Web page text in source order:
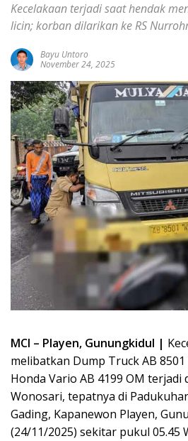
Kecelakaan terjadi saat hendak
licin; korban dilarikan ke RS
Bayu Untoro
November 24, 2025
MCI – Playen, Gunungkidul |
melibatkan Dump Truck AB
Honda Vario AB 4199 OM terjadi
Wonosari, tepatnya di
Gading, Kapanewon Playen,
(24/11/2025) sekitar pukul 05.45